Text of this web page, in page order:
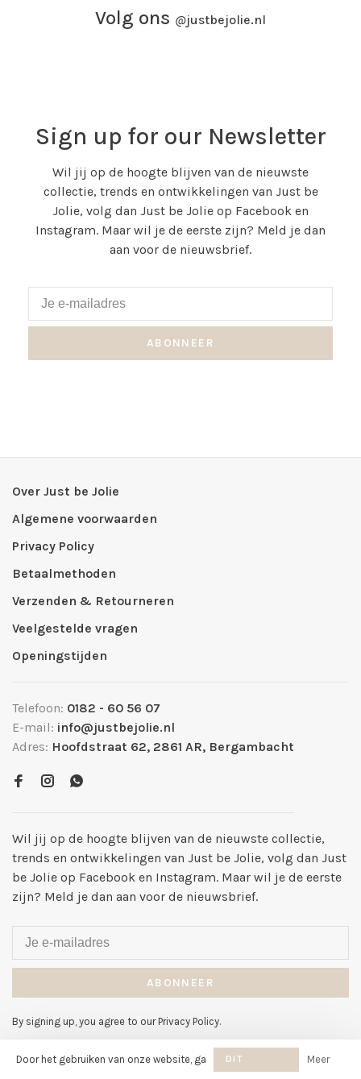
Volg ons @justbejolie.nl
Sign up for our Newsletter
Wil jij op de hoogte blijven van de nieuwste
collectie, trends en ontwikkelingen van Just be
Jolie, volg dan Just be Jolie op Facebook en
Instagram. Maar wil je de eerste zijn? Meld je dan
aan voor de nieuwsbrief.
ABONNEER
Over Just be Jolie
Algemene voorwaarden
Privacy Policy
Betaalmethoden
Verzenden & Retourneren
Veelgestelde vragen
Openingstijden
Telefoon: 0182 - 60 56 07
E-mail: info@justbejolie.nl
Adres: Hoofdstraat 62, 2861 AR, Bergambacht
Wil jij op de hoogte blijven van de nieuwste collectie,
trends en ontwikkelingen van Just be Jolie, volg dan Just
be Jolie op Facebook en Instagram. Maar wil je de eerste
zijn? Meld je dan aan voor de nieuwsbrief.
ABONNEER
By signing up, you agree to our Privacy Policy.
Door het gebruiken van onze website, ga
DIT
Meer